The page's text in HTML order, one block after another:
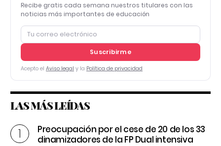
Recibe gratis cada semana nuestros titulares con las
noticias más importantes de educación
Suscribirme
Acepto el Aviso legal y la Política de privacidad
LAS MÁS LEÍDAS
Preocupación por el cese de 20 de los 33
dinamizadores de la FP Dual intensiva